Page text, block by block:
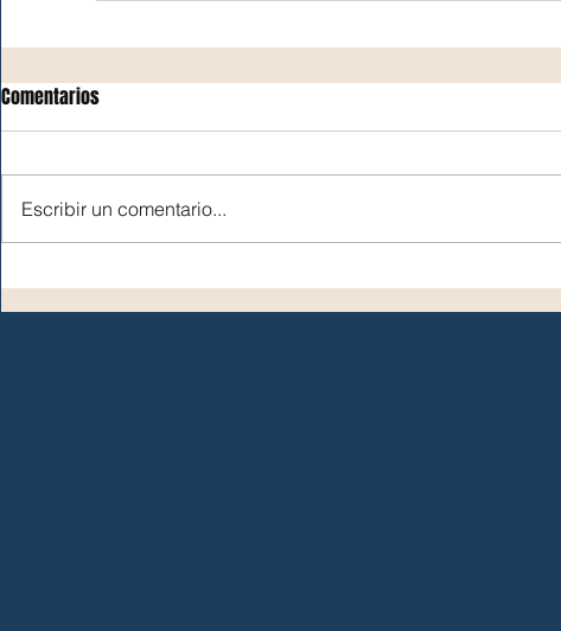
Comentarios
Escribir un comentario...